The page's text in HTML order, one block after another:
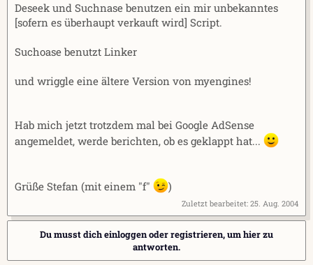
Deseek und Suchnase benutzen ein mir unbekanntes
[sofern es überhaupt verkauft wird] Script.
Suchoase benutzt Linker
und wriggle eine ältere Version von myengines!
Hab mich jetzt trotzdem mal bei Google AdSense
angemeldet, werde berichten, ob es geklappt hat...
Grüße Stefan (mit einem "f" )
Zuletzt bearbeitet: 25. Aug. 2004
Du musst dich einloggen oder registrieren, um hier zu
antworten.